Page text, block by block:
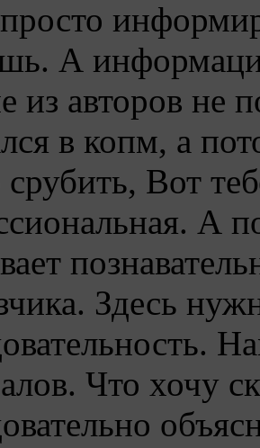
А
из авторов не
в копм, а
Вот
А
Здесь
Что хочу